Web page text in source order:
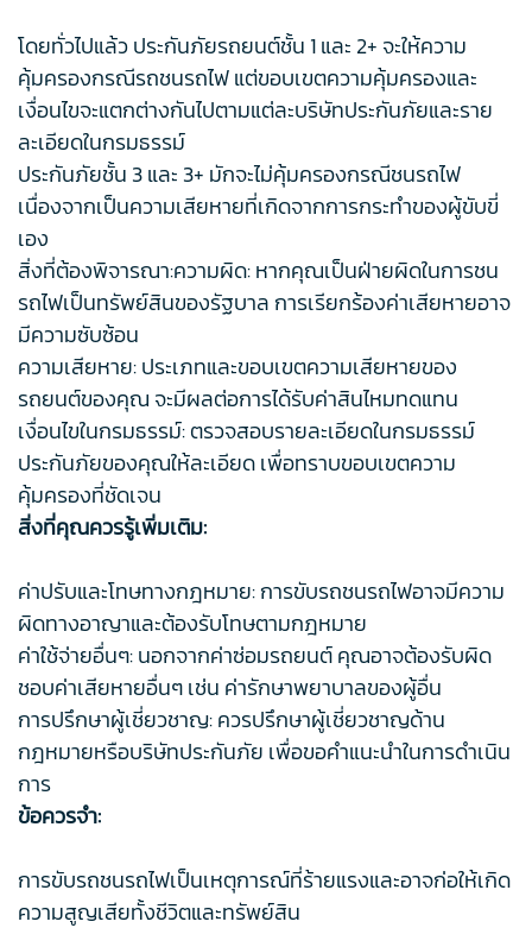
โดยทั่วไปแล้ว ประกันภัยรถยนต์ชั้น 1 และ 2+ จะให้ความ
คุ้มครองกรณีรถชนรถไฟ แต่ขอบเขตความคุ้มครองและ
เงื่อนไขจะแตกต่างกันไปตามแต่ละบริษัทประกันภัยและราย
ละเอียดในกรมธรรม์
ประกันภัยชั้น 3 และ 3+ มักจะไม่คุ้มครองกรณีชนรถไฟ
เนื่องจากเป็นความเสียหายที่เกิดจากการกระทำของผู้ขับขี่
เอง
สิ่งที่ต้องพิจารณา:ความผิด: หากคุณเป็นฝ่ายผิดในการชน
รถไฟเป็นทรัพย์สินของรัฐบาล การเรียกร้องค่าเสียหายอาจ
มีความซับซ้อน
ความเสียหาย: ประเภทและขอบเขตความเสียหายของ
รถยนต์ของคุณ จะมีผลต่อการได้รับค่าสินไหมทดแทน
เงื่อนไขในกรมธรรม์: ตรวจสอบรายละเอียดในกรมธรรม์
ประกันภัยของคุณให้ละเอียด เพื่อทราบขอบเขตความ
คุ้มครองที่ชัดเจน
สิ่งที่คุณควรรู้เพิ่มเติม:
ค่าปรับและโทษทางกฎหมาย: การขับรถชนรถไฟอาจมีความ
ผิดทางอาญาและต้องรับโทษตามกฎหมาย
ค่าใช้จ่ายอื่นๆ: นอกจากค่าซ่อมรถยนต์ คุณอาจต้องรับผิด
ชอบค่าเสียหายอื่นๆ เช่น ค่ารักษาพยาบาลของผู้อื่น
การปรึกษาผู้เชี่ยวชาญ: ควรปรึกษาผู้เชี่ยวชาญด้าน
กฎหมายหรือบริษัทประกันภัย เพื่อขอคำแนะนำในการดำเนิน
การ
ข้อควรจำ:
การขับรถชนรถไฟเป็นเหตุการณ์ที่ร้ายแรงและอาจก่อให้เกิด
ความสูญเสียทั้งชีวิตและทรัพย์สิน